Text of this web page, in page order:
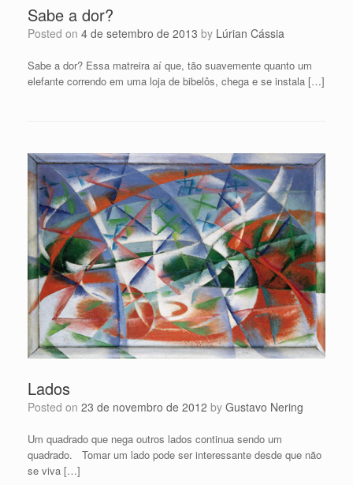
Sabe a dor?
Posted on 4 de setembro de 2013 by Lúrian Cássia
Sabe a dor? Essa matreira aí que, tão suavemente quanto um
elefante correndo em uma loja de bibelôs, chega e se instala […]
Lados
Posted on 23 de novembro de 2012 by Gustavo Nering
Um quadrado que nega outros lados continua sendo um
quadrado. Tomar um lado pode ser interessante desde que não
se viva […]